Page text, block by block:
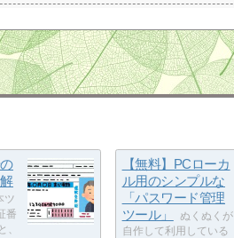
ツ
番
、
【無料】PCローカ
ル用のシンプルな
「パスワード管理
ツール」
ぬくぬくが
自作して利用している